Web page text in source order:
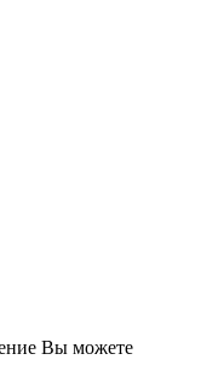
Вы можете